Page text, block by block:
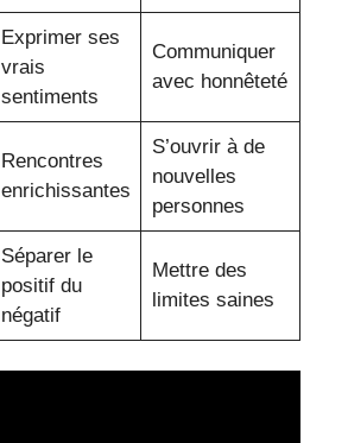
Exprimer ses
vrais
sentiments
Communiquer
avec honnêteté
Rencontres
enrichissantes
S’ouvrir à de
nouvelles
personnes
Séparer le
positif du
négatif
Mettre des
limites saines